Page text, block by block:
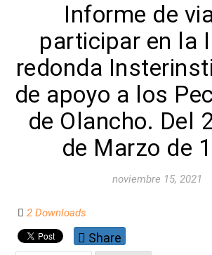
Informe de
participar en la
redonda
de apoyo a los
de Olancho. Del
de Marzo de
noviembre 15, 2021
2 Downloads
Share